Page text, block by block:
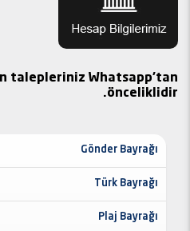
talepleriniz Whatsapp'tan
önceliklidir.
Gönder Bayrağı
Türk Bayrağı
Plaj Bayrağı